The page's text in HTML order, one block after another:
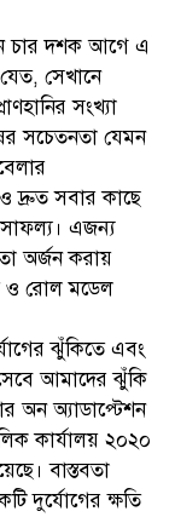
চার দশক আগে এ
সেখানে
সংখ্যা
সচেতনতা যেমন
দ্রুত সবার কাছে
সাফল্য। এজন্য
অর্জন করায়
ও রোল মডেল
ঝুঁকিতে এবং
আমাদের ঝুঁকি
অন অ্যাডাপ্টেশন
কার্যালয় ২০২০
বাস্তবতা
দুর্যোগের ক্ষতি